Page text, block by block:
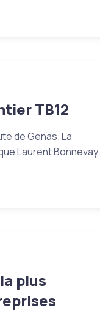
TB12
de Genas. La
Laurent Bonnevay.
plus